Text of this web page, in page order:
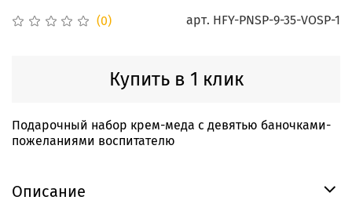
(0) арт. HFY-PNSP-9-35-VOSP-1
Купить в 1 клик
Подарочный набор крем-меда с девятью баночками-
пожеланиями воспитателю
Описание